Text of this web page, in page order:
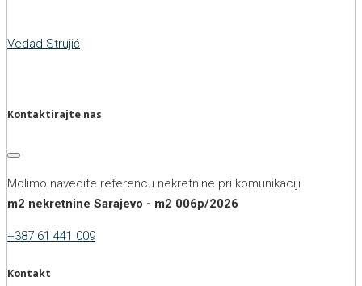
Vedad Strujić
Kontaktirajte nas
Molimo navedite referencu nekretnine pri komunikaciji
m2 nekretnine Sarajevo - m2 006p/2026
+387 61 441 009
Kontakt